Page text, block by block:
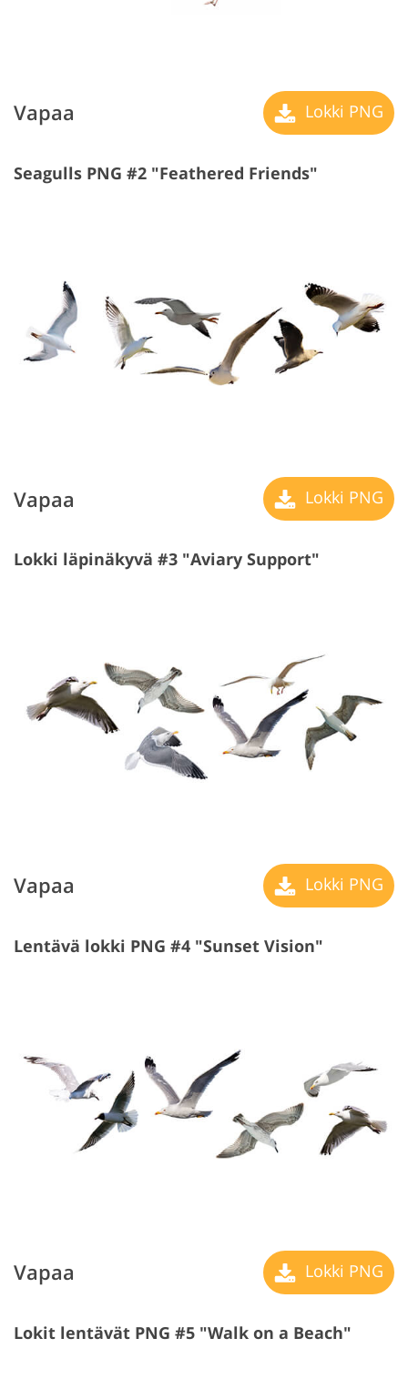
Vapaa Lokki PNG
Seagulls PNG #2 "Feathered Friends"
Vapaa Lokki PNG
Lokki läpinäkyvä #3 "Aviary Support"
Vapaa Lokki PNG
Lentävä lokki PNG #4 "Sunset Vision"
Vapaa Lokki PNG
Lokit lentävät PNG #5 "Walk on a Beach"